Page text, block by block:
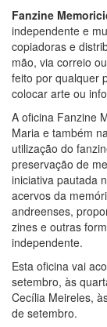
Fanzine
independente e
copiadoras e
mão, via correio
feito por qualquer
colocar arte ou
A oficina Fanzine
Maria e também
utilização do
preservação de
iniciativa pautada
acervos da
andreenses,
zines e outras
independente.
Esta oficina vai
setembro, às
Cecília Meireles,
de setembro.